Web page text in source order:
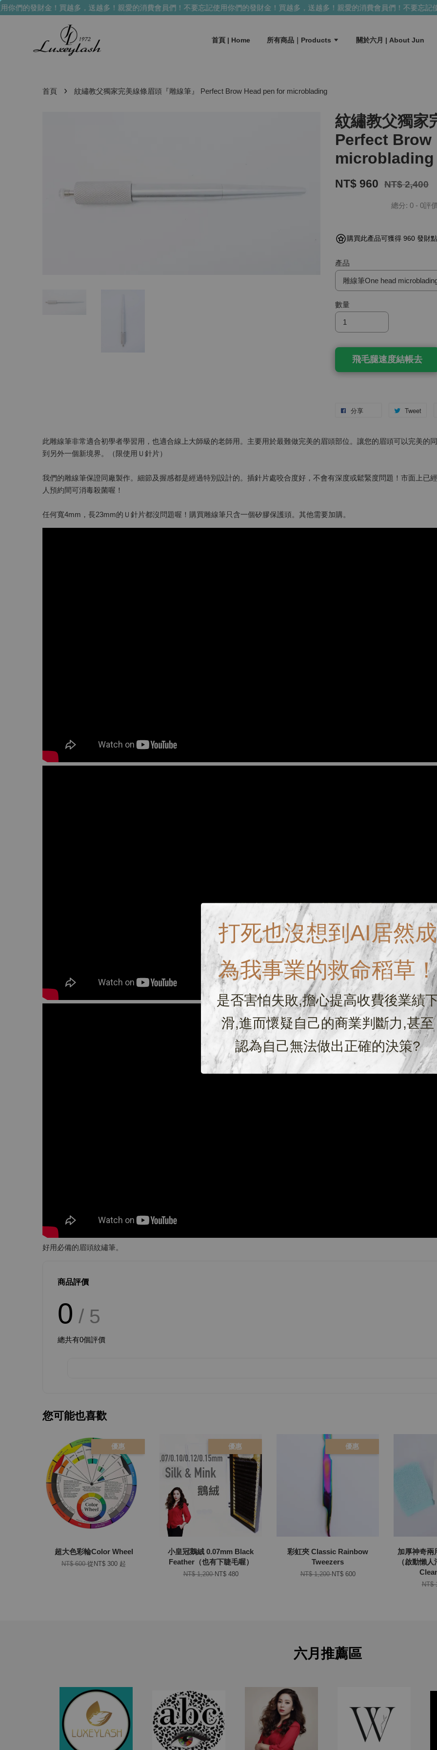
的發財金！買越多，送越多！親愛的消費會員們！不要忘記使用你們的發財金！買越多，送越多！親愛的消費會員們！不要忘記使
打死也沒想到AI居然成
為我事業的救命稻草！
是否害怕失敗,擔心提高收費後業績
滑,進而懷疑自己的商業判斷力,甚至
認為自己無法做出正確的決策?
首頁 | Home 所有商品｜Products 關於六月 | About Jun
首頁 › 紋繡教父獨家完美線條眉頭『雕線筆』 Perfect Brow Head pen for microblading
紋繡教父獨家
Perfect Brow
microblading
NT$ 960 NT$ 2,400
總分: 0 - 0評
購買此產品可獲得 960 發財
產品
數量
飛毛腿速度結帳去
分享 Tweet
此雕線筆非常適合初學者學習用，也適合線上大師級的老師用。主要用於最難做完美的眉頭部位。讓您的眉頭可以完美的
到另外一個新境界。（限使用Ｕ針片）
我們的雕線筆保證同廠製作。細節及握感都是經過特別設計的。插針片處咬合度好，不會有深度或鬆緊度問題！市面上已
人預約間可消毒殺菌喔！
任何寬4mm，長23mm的Ｕ針片都沒問題喔！購買雕線筆只含一個矽膠保護頭。其他需要加購。
好用必備的眉頭紋繡筆。
商品評價
0 / 5
總共有0個評價
您可能也喜歡
優惠
超大色彩輪Color Wheel
NT$ 600從 NT$ 300 起
優惠
小皇冠鵝絨 0.07mm Black
Feather（也有下睫毛喔）
NT$ 1,200NT$ 480
優惠
彩虹夾 Classic Rainbow
Tweezers
NT$ 1,200NT$ 600
加厚神奇兩
（啟動懶
NT$
六月推薦區